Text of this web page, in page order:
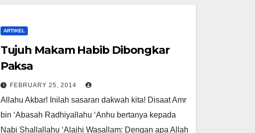
ARTIKEL
Tujuh Makam Habib Dibongkar
Paksa
FEBRUARY 25, 2014
Allahu Akbar! Inilah sasaran dakwah kita! Disaat Amr
bin ‘Abasah Radhiyallahu ‘Anhu bertanya kepada
Nabi Shallallahu ‘Alaihi Wasallam: Dengan apa Allah